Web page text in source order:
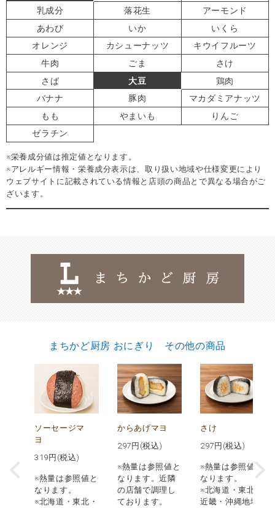
乳成分
落花生
アーモンド
あわび
いか
いくら
オレンジ
カシューナッツ
キウイフルーツ
牛肉
ごま
さけ
さば
大豆
鶏肉
バナナ
豚肉
マカダミアナッツ
もも
やまいも
りんご
ゼラチン
※栄養成分値は推定値となります。
※アレルギー情報・栄養成分表示は、取り扱い地域や仕様変更により
ウェブサイトに記載されている情報と店頭の商品とで異なる場合がご
ざいます。
まちかど厨房 おにぎり その他の商品
ソーセージマ
ヨ
319 円(税込)
※熱量は参照値と
なります。
※北海道・東北・
からあげマヨ
297 円(税込)
※熱量は参照値と
なります。近隣
の店舗で調理し
ております。
さけ
297 円(税込)
※熱量は参照値と
なります。
※北海道・東北・
近畿・沖縄地域